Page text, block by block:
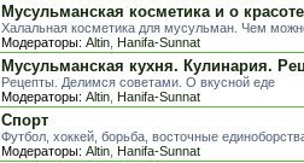
Мусульманская косметика и о красоте
Халальная косметика для мусульман. Чем
Модераторы: Altin Hanifa-Sunnat
Мусульманская кухня. Кулинария.
Рецепты. Делимся советами. О вкусной еде
Модераторы: Altin Hanifa-Sunnat
Спорт
Футбол, хоккей, борьба, восточные
Модераторы: Altin Hanifa-Sunnat